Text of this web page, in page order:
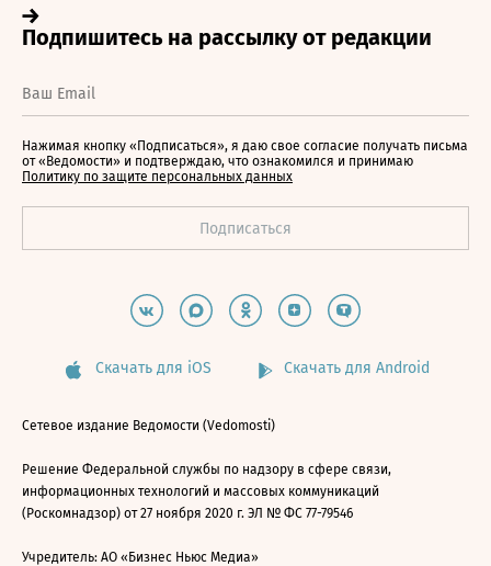
Нажимая кнопку «Подписаться», я даю свое согласие получать письма
от «Ведомости» и подтверждаю, что ознакомился и принимаю
Политику по защите персональных данных
Скачать для iOS Скачать для Android
Сетевое издание Ведомости (Vedomosti)
Решение Федеральной службы по надзору в сфере связи,
информационных технологий и массовых коммуникаций
(Роскомнадзор) от 27 ноября 2020 г. ЭЛ № ФС 77-79546
Учредитель: АО «Бизнес Ньюс Медиа»